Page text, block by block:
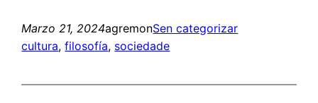
Marzo 21, 2024agremonSen categorizar
cultura, filosofía, sociedade